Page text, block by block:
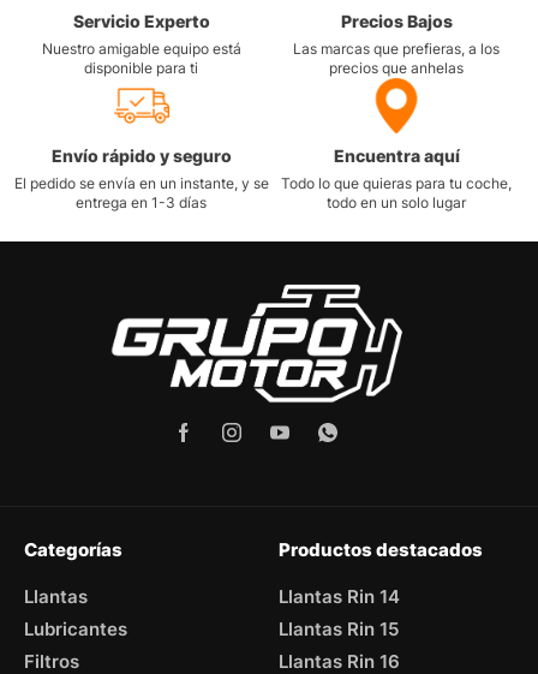
Servicio Experto
Nuestro amigable equipo está
disponible para ti
Precios Bajos
Las marcas que prefieras, a los
precios que anhelas
Envío rápido y seguro
El pedido se envía en un instante, y se
entrega en 1-3 días
Encuentra aquí
Todo lo que quieras para tu coche,
todo en un solo lugar
Categorías
Llantas
Lubricantes
Filtros
Productos destacados
Llantas Rin 14
Llantas Rin 15
Llantas Rin 16